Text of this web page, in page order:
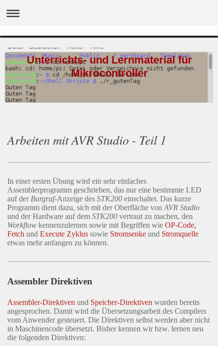
Unterrichts- und Lernmaterial für
Mikrocontroller
Arbeiten mit AVR Studio - Teil 1
In einer ersten Übung wird ein sehr einfaches
Assemblerprogramm geschrieben, das nur eine bestimmte LED
auf der Bargraf-Anzeige des STK200 einschaltet. Das kurze
Programm dient dazu, sich mit der Oberfläche von AVR Studio
und der Hardware auf dem STK200 vertraut zu machen, den
Workflow kennenzulernen sowie mit Begriffen wie OP-Code,
Fetch und Execute Zyklus sowie Stromsenke und Stromquelle
etwas mehr anfangen zu können.
Assembler Direktiven
Assembler-Direktiven und Speicher-Direktiven wurden bereits
angesprochen. Damit wird die Übersetzungsarbeit des Compilers
vom Anwender gesteuert. Die Direktiven selbst werden aber nicht
in Maschinencode übersetzt. Bisher kennen wir bzw. lernen neu
die folgenden Direktiven: